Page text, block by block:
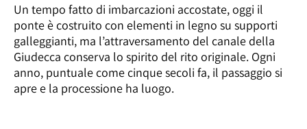
Un tempo fatto di imbarcazioni accostate, oggi il
ponte è costruito con elementi in legno su supporti
galleggianti, ma l’attraversamento del canale della
Giudecca conserva lo spirito del rito originale. Ogni
anno, puntuale come cinque secoli fa, il passaggio si
apre e la processione ha luogo.